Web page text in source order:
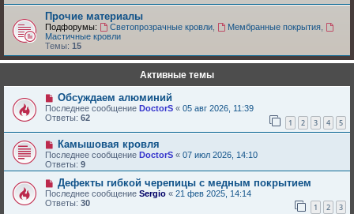
Прочие материалы
Подфорумы: Светопрозрачные кровли, Мембранные покрытия,
Мастичные кровли
Темы: 15
Активные темы
Обсуждаем алюминий
Последнее сообщение DoctorS « 05 авг 2026, 11:39
Ответы: 62 1 2 3 4 5
Камышовая кровля
Последнее сообщение DoctorS « 07 июл 2026, 14:10
Ответы: 9
Дефекты гибкой черепицы с медным покрытием
Последнее сообщение Sergio « 21 фев 2025, 14:14
Ответы: 30 1 2 3